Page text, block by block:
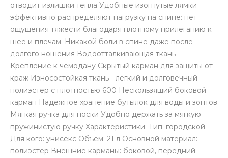
раз в 2 недели
отводит излишки тепла Удобные изогнутые лямки
эффективно распределяют нагрузку на спине: нет
ощущения тяжести благодаря плотному прилеганию к
шее и плечам. Никакой боли в спине даже после
долгого ношения Водоотталкивающая ткань
Крепление к чемодану Скрытый карман для защиты от
краж Износостойкая ткань - легкий и долговечный
полиэстер с плотностью 600 Нескользящий боковой
карман Надежное хранение бутылок для воды и зонтов
Мягкая ручка для носки Удобно держать за мягкую
пружинистую ручку Характеристики: Тип: городской
Для кого: унисекс Объём: 21 л Основной материал:
полиэстер Внешние карманы: боковой, передний